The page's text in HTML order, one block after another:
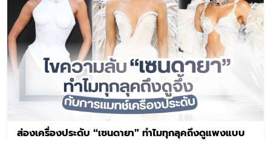
ส่องเครื่องประดับ “เซนดายา” ทำไมทุกลุคถึงดูแพงแบบ